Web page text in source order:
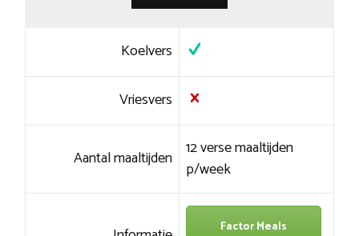
Koelvers
Vriesvers
Aantal maaltijden 12 verse maaltijden
p/week
Factor Meals